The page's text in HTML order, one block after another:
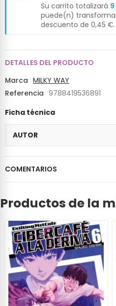
Su carrito totalizará 9
puede(n)
descuento de 0,45 €.
DETALLES DEL PRODUCTO
Marca MILKY WAY
Referencia 9788419536891
Ficha técnica
AUTOR
COMENTARIOS
Productos de la